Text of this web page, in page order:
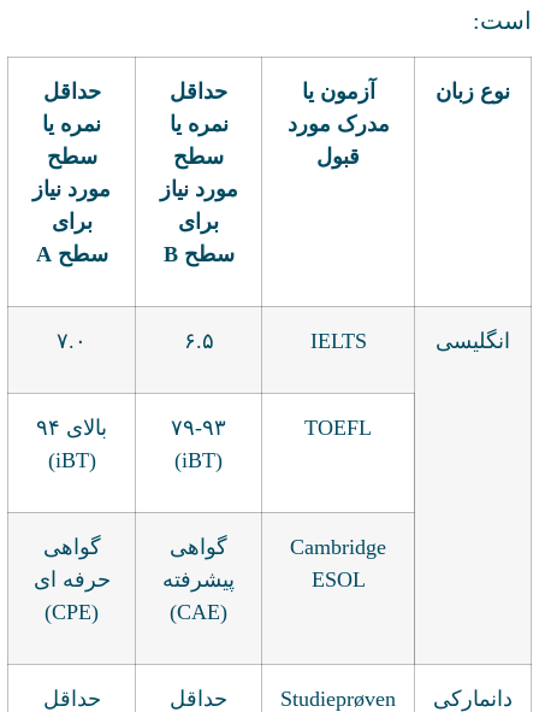
است:
نوع زبان
آزمون یا
مدرک مورد
قبول
حداقل
نمره یا
سطح
مورد نیاز
برای
سطح B
حداقل
نمره یا
سطح
مورد نیاز
برای
سطح A
انگلیسی IELTS ۶.۵ ۷.۰
TOEFL
۷۹-۹۳
(iBT)
بالای ۹۴
(iBT)
Cambridge
ESOL
گواهی
پیشرفته
(CAE)
گواهی
حرفه ای
(CPE)
دانمارکی Studieprøven
حداقل
حداقل